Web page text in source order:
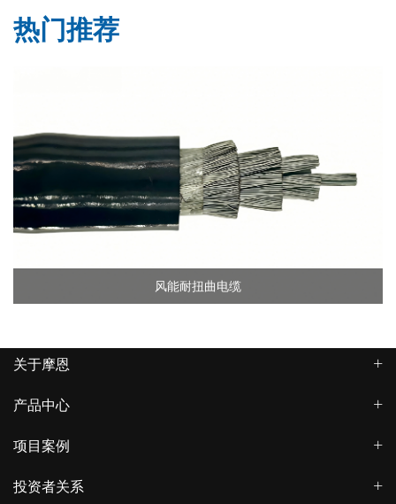
热门推荐
风能耐扭曲电缆
关于摩恩
产品中心
项目案例
投资者关系